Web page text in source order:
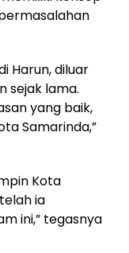
Harun, diluar
sejak lama.
yang baik,
Samarinda,”
Kota
ia
ini,” tegasnya